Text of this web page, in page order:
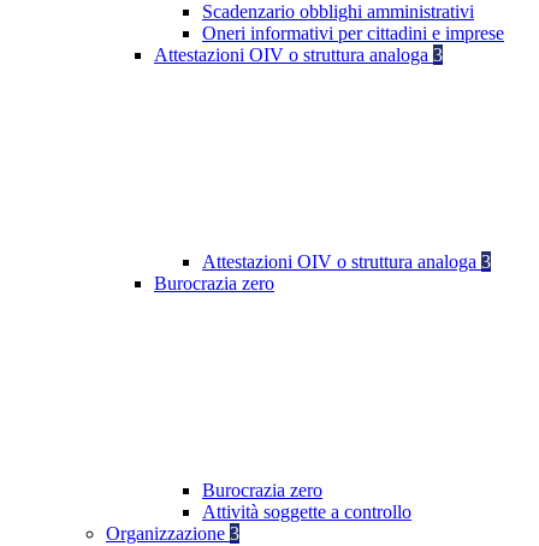
Scadenzario obblighi amministrativi
Oneri informativi per cittadini e imprese
Attestazioni OIV o struttura analoga 3
Attestazioni OIV o struttura analoga 3
Burocrazia zero
Burocrazia zero
Attività soggette a controllo
Organizzazione 3